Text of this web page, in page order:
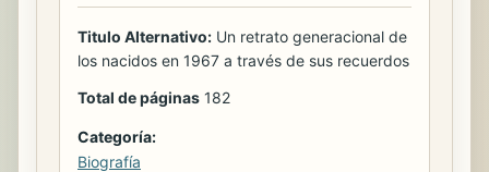
Titulo Alternativo: Un retrato generacional de
los nacidos en 1967 a través de sus recuerdos
Total de páginas 182
Categoría:
Biografía